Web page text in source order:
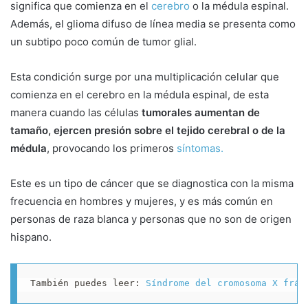
significa que comienza en el cerebro o la médula espinal.
Además, el glioma difuso de línea media se presenta como
un subtipo poco común de tumor glial.
Esta condición surge por una multiplicación celular que
comienza en el cerebro en la médula espinal, de esta
manera cuando las células tumorales aumentan de
tamaño, ejercen presión sobre el tejido cerebral o de la
médula, provocando los primeros síntomas.
Este es un tipo de cáncer que se diagnostica con la misma
frecuencia en hombres y mujeres, y es más común en
personas de raza blanca y personas que no son de origen
hispano.
También puedes leer: Síndrome del cromosoma X